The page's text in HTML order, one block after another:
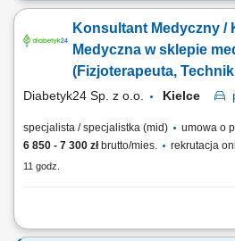
dopasowane do ich potrzeb i profilu
pracujesz z klientami przez wiele lat, nie
Pozyskiwać nowych...
Konsultant Medyczny /
Medyczna w sklepie
(Fizjoterapeuta, Technik
farmaceutyczny,
Diabetyk24 Sp. z o.o. Kielce
specjalista / specjalistka (mid) umowa o
6 850 - 7 300 złbrutto/mies. rekrutacja
11 godz.
Podróże służbowe polegające na